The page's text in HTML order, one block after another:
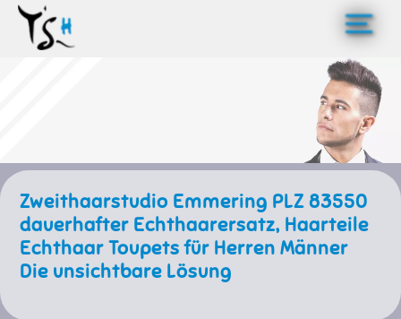
>
Zweithaarstudio Emmering PLZ 83550
dauerhafter Echthaarersatz, Haarteile
Echthaar Toupets für Herren Männer
Die unsichtbare Lösung